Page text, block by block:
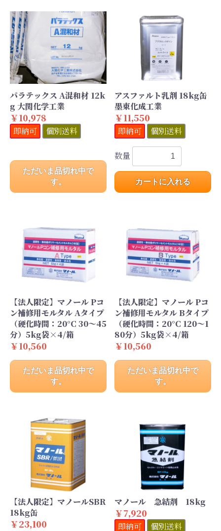
パラテックス A混和材 12k
g 大関化学工業
￥10,978
即納可 個別送料
ただいま品切れ中で
す。
アスファルト乳剤 18kg缶
墨東化成工業
￥11,550
即納可 個別送料
数量
カートに入れる
【法人限定】マノール Pコ
ン補修用モルタル Aタイプ
（硬化時間：20°C 30～45
分）5kg袋×4/箱
￥10,560
ただいま品切れ中で
す。
【法人限定】マノール Pコ
ン補修用モルタル Bタイプ
（硬化時間：20°C 120～1
80分）5kg袋×4/箱
￥10,560
ただいま品切れ中で
す。
【法人限定】マノールSBR
18kg缶
￥23,100
マノール 急結剤 18kg
￥7,920
即納可 個別送料